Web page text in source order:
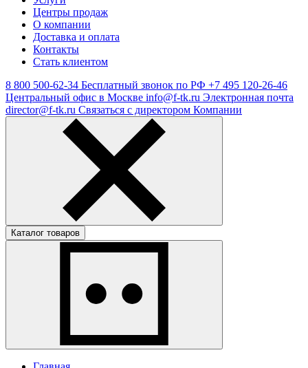
Центры продаж
О компании
Доставка и оплата
Контакты
Стать клиентом
8 800 500-62-34 Бесплатный звонок по РФ +7 495 120-26-46
Центральный офис в Москве info@f-tk.ru Электронная почта
director@f-tk.ru Связаться с директором Компании
Каталог товаров